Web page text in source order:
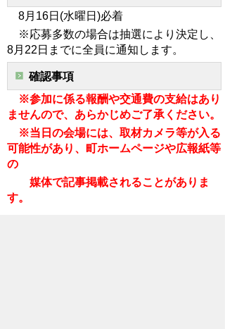
8月16日(水曜日)必着
※応募多数の場合は抽選により決定し、
8月22日までに全員に通知します。
確認事項
※参加に係る報酬や交通費の支給はあり
ませんので、あらかじめご了承ください。
※当日の会場には、取材カメラ等が入る
可能性があり、町ホームページや広報紙等
の
媒体で記事掲載されることがありま
す。